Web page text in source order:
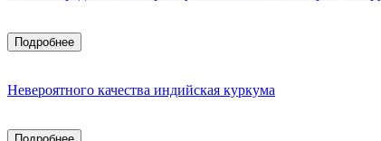
Подробнее
Невероятного качества индийская куркума